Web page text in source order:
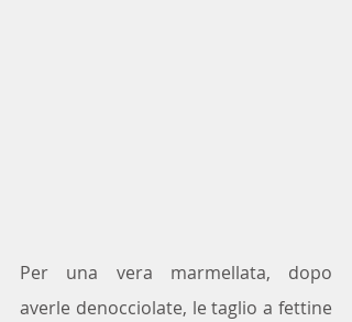
Per una vera marmellata, dopo
averle denocciolate, le taglio a fettine